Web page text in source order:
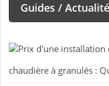
Guides /
chaudière à granulés :